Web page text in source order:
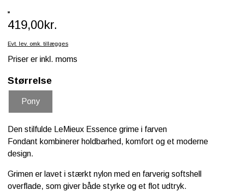
419,00kr.
Evt. lev. omk. tillægges
Priser er inkl. moms
Størrelse
Pony
Den stilfulde LeMieux Essence grime i farven
Fondant kombinerer holdbarhed, komfort og et moderne
design.
Grimen er lavet i stærkt nylon med en farverig softshell
overflade, som giver både styrke og et flot udtryk.